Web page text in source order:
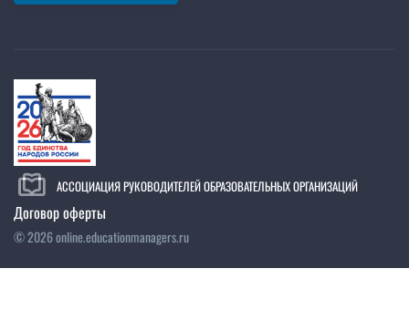
АССОЦИАЦИЯ РУКОВОДИТЕЛЕЙ ОБРАЗОВАТЕЛЬНЫХ ОРГАНИЗАЦИЙ
Договор оферты
©2026online.educationmanagers.ru